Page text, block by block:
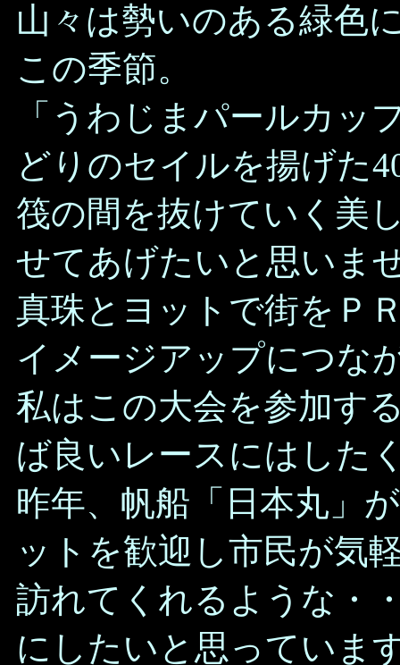
山々は勢いのある緑色
この季節。
「うわじまパールカッ
どりのセイルを揚げた
筏の間を抜けていく美
せてあげたいと思いま
真珠とヨットで街をＰ
イメージアップにつな
私はこの大会を参加す
ば良いレースにはした
昨年、帆船「日本丸」
ットを歓迎し市民が気
訪れてくれるような・
にしたいと思っていま